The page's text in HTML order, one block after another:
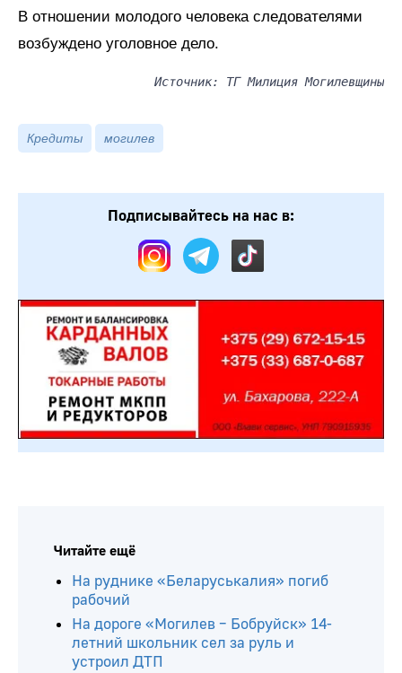
В отношении молодого человека следователями
возбуждено уголовное дело.
Источник: ТГ Милиция Могилевщины
Кредиты могилев
Подписывайтесь на нас в:
Читайте ещё
На руднике «Беларуськалия» погиб
рабочий
На дороге «Могилев – Бобруйск» 14-
летний школьник сел за руль и
устроил ДТП